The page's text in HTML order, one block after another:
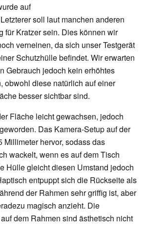
auf
soll laut manchen anderen
für Kratzer sein. Dies können wir
verneinen, da sich unser Testgerät
Schutzhülle befindet. Wir erwarten
Gebrauch jedoch kein erhöhtes
obwohl diese natürlich auf einer
besser sichtbar sind.
Fläche leicht gewachsen, jedoch
Das Kamera-Setup auf der
Millimeter hervor, sodass das
wackelt, wenn es auf dem Tisch
Hülle gleicht diesen Umstand jedoch
entpuppt sich die Rückseite als
der Rahmen sehr griffig ist, aber
magisch anzieht. Die
dem Rahmen sind ästhetisch nicht